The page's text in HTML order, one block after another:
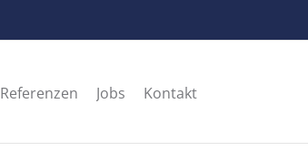
Referenzen Jobs Kontakt